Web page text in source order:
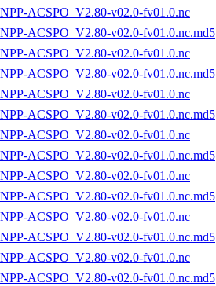
ACSPO_V2.80-v02.0-fv01.0.nc
ACSPO_V2.80-v02.0-fv01.0.nc.md5
ACSPO_V2.80-v02.0-fv01.0.nc
ACSPO_V2.80-v02.0-fv01.0.nc.md5
ACSPO_V2.80-v02.0-fv01.0.nc
ACSPO_V2.80-v02.0-fv01.0.nc.md5
ACSPO_V2.80-v02.0-fv01.0.nc
ACSPO_V2.80-v02.0-fv01.0.nc.md5
ACSPO_V2.80-v02.0-fv01.0.nc
ACSPO_V2.80-v02.0-fv01.0.nc.md5
ACSPO_V2.80-v02.0-fv01.0.nc
ACSPO_V2.80-v02.0-fv01.0.nc.md5
ACSPO_V2.80-v02.0-fv01.0.nc
ACSPO_V2.80-v02.0-fv01.0.nc.md5